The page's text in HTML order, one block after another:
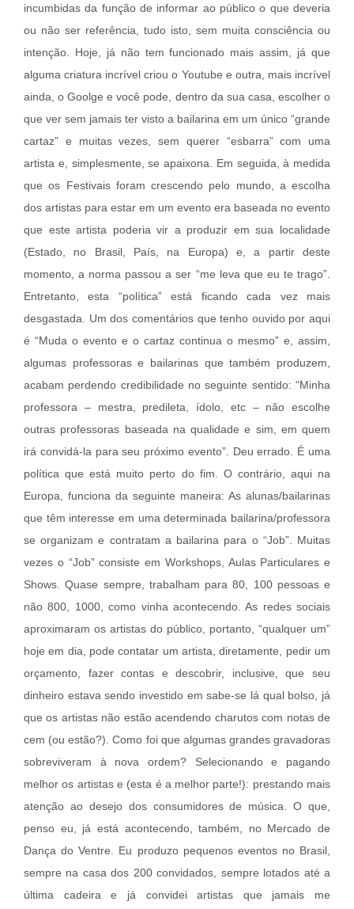
incumbidas da função de informar ao público o que deveria
ou não ser referência, tudo isto, sem muita consciência ou
intenção. Hoje, já não tem funcionado mais assim, já que
alguma criatura incrível criou o Youtube e outra, mais incrível
ainda, o Goolge e você pode, dentro da sua casa, escolher o
que ver sem jamais ter visto a bailarina em um único “grande
cartaz” e muitas vezes, sem querer “esbarra” com uma
artista e, simplesmente, se apaixona. Em seguida, à medida
que os Festivais foram crescendo pelo mundo, a escolha
dos artistas para estar em um evento era baseada no evento
que este artista poderia vir a produzir em sua localidade
(Estado, no Brasil, País, na Europa) e, a partir deste
momento, a norma passou a ser “me leva que eu te trago”.
Entretanto, esta “política” está ficando cada vez mais
desgastada. Um dos comentários que tenho ouvido por aqui
é “Muda o evento e o cartaz continua o mesmo” e, assim,
algumas professoras e bailarinas que também produzem,
acabam perdendo credibilidade no seguinte sentido: “Minha
professora – mestra, predileta, ídolo, etc – não escolhe
outras professoras baseada na qualidade e sim, em quem
irá convidá-la para seu próximo evento”. Deu errado. É uma
política que está muito perto do fim. O contrário, aqui na
Europa, funciona da seguinte maneira: As alunas/bailarinas
que têm interesse em uma determinada bailarina/professora
se organizam e contratam a bailarina para o “Job”. Muitas
vezes o “Job” consiste em Workshops, Aulas Particulares e
Shows. Quase sempre, trabalham para 80, 100 pessoas e
não 800, 1000, como vinha acontecendo. As redes sociais
aproximaram os artistas do público, portanto, “qualquer um”
hoje em dia, pode contatar um artista, diretamente, pedir um
orçamento, fazer contas e descobrir, inclusive, que seu
dinheiro estava sendo investido em sabe-se lá qual bolso, já
que os artistas não estão acendendo charutos com notas de
cem (ou estão?). Como foi que algumas grandes gravadoras
sobreviveram à nova ordem? Selecionando e pagando
melhor os artistas e (esta é a melhor parte!): prestando mais
atenção ao desejo dos consumidores de música. O que,
penso eu, já está acontecendo, também, no Mercado de
Dança do Ventre. Eu produzo pequenos eventos no Brasil,
sempre na casa dos 200 convidados, sempre lotados até a
última cadeira e já convidei artistas que jamais me